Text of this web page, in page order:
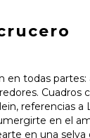
en todas
Cuadros
referencias a
en el
en una selva